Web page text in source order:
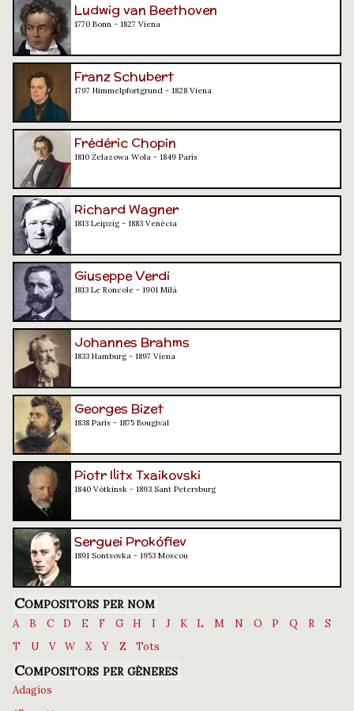
Ludwig van Beethoven
1770 Bonn - 1827 Viena
Franz Schubert
1797 Himmelpfortgrund - 1828 Viena
Frédéric Chopin
1810 Żelazowa Wola - 1849 París
Richard Wagner
1813 Leipzig - 1883 Venècia
Giuseppe Verdi
1813 Le Roncole - 1901 Milà
Johannes Brahms
1833 Hamburg - 1897 Viena
Georges Bizet
1838 París - 1875 Bougival
Piotr Ilitx Txaikovski
1840 Vótkinsk - 1893 Sant Petersburg
Serguei Prokófiev
1891 Sontsovka - 1953 Moscou
Compositors per nom
A B C D E F G H I J K L M N O P Q R
S
T
U V W X Y Z Tots
Compositors per gèneres
Adagios